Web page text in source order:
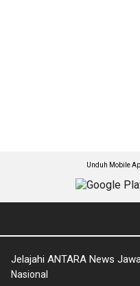
Unduh Mobile
Jelajahi ANTARA News
Nasional